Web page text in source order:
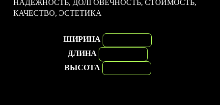
НАДЁЖНОСТЬ, ДОЛГОВЕЧНОСТЬ, СТОИМОСТЬ,
КАЧЕСТВО, ЭСТЕТИКА
ШИРИНА
ДЛИНА
ВЫСОТА